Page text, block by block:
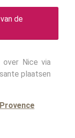
de
over Nice via
plaatsen